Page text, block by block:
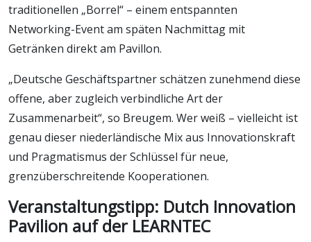
traditionellen „Borrel“ – einem entspannten
Networking-Event am späten Nachmittag mit
Getränken direkt am Pavillon.
„Deutsche Geschäftspartner schätzen zunehmend diese
offene, aber zugleich verbindliche Art der
Zusammenarbeit“, so Breugem. Wer weiß – vielleicht ist
genau dieser niederländische Mix aus Innovationskraft
und Pragmatismus der Schlüssel für neue,
grenzüberschreitende Kooperationen.
Veranstaltungstipp: Dutch Innovation
Pavilion auf der LEARNTEC